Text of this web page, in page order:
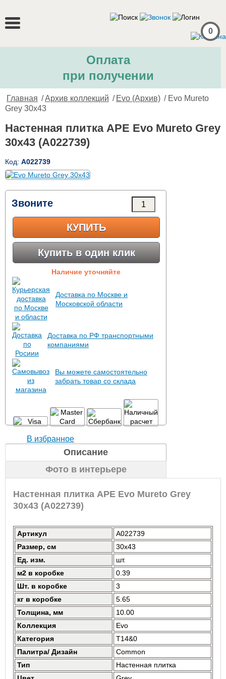
0
Оплата
при получении
Главная /Архив коллекций / Evo (Архив) / Evo Mureto
Grey 30x43
Настенная плитка APE Evo Mureto Grey
30x43 (A022739)
Код: A022739
Звоните
КУПИТЬ
Купить в один клик
Наличие уточняйте
Доставка по Москве и
Московской области
Доставка по РФ транспортными
компаниями
Вы можете самостоятельно
забрать товар со склада
В избранное
Описание
Фото в интерьере
Настенная плитка APE Evo Mureto Grey
30x43 (A022739)
Артикул
A022739
Размер, см
30x43
Ед. изм.
шт.
м2 в коробке
0.39
Шт. в коробке
3
кг в коробке
5.65
Толщина, мм
10.00
Коллекция
Evo
Категория
T14&0
Палитра/ Дизайн
Common
Тип
Настенная плитка